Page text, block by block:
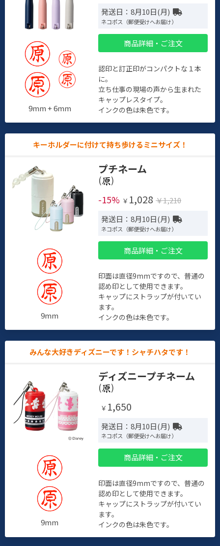
9mm + 6mm
発送日：8月10日(月)
ネコポス（郵便受けへお届け）
商品詳細・ご注文
認印と訂正印がコンパクトな１本
に。
立ち仕事の現場の声から生まれた
キャップレスタイプ。
インクの色は朱色です。
キーホルダーに付けて持ち歩けるミニサイズ！
9mm
プチネーム
(
)
-15% ￥ 1,028 ￥1,210
発送日：8月10日(月)
ネコポス（郵便受けへお届け）
商品詳細・ご注文
印面は直径9mmですので、普通の
認め印として使用できます。
キャップにストラップが付いてい
ます。
インクの色は朱色です。
みんな大好きディズニーです！シャチハタです！
9mm
ディズニープチネーム
( )
￥ 1,650
発送日：8月10日(月)
ネコポス（郵便受けへお届け）
商品詳細・ご注文
印面は直径9mmですので、普通の
認め印として使用できます。
キャップにストラップが付いてい
ます。
インクの色は朱色です。